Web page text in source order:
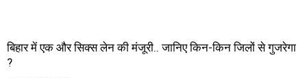
बिहार में एक और सिक्स लेन की मंजूरी.. जानिए किन-किन जिलों से गुजरेगा
?